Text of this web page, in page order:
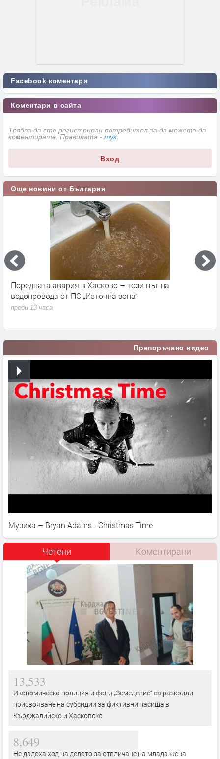
Facebook коментари
Коментари в сайта
Трябва да сте регистриран потребител за да можете да
коментирате. Правилата - тук
Вход
Още новини от България
Поредната авария в Хасково – този път на
водопровода от ПС „Източна зона“
преди 13 часа
Препоръчано видео
Музика – Bryan Adams - Christmas Time
Четени Коментирани
13,533
Икономическа полиция и фонд „Земеделие“ са разкрили
присвояване на субсидии за фиктивни пасища в
Кърджалийско и Хасковско
8,649
Не дадоха ход на делото за отвличане на млада жена